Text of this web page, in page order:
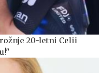
20-letni Celii